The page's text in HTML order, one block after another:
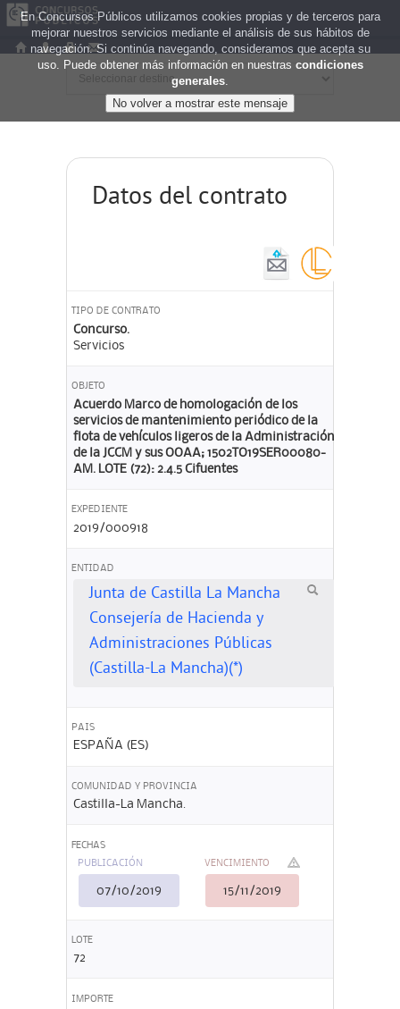
Datos del contrato
TIPO DE CONTRATO
Concurso.
Servicios
OBJETO
Acuerdo Marco de homologación de los
servicios de mantenimiento periódico de la
flota de vehículos ligeros de la Administración
de la JCCM y sus OOAA; 1502TO19SER00080-
AM. LOTE (72): 2.4.5 Cifuentes
EXPEDIENTE
2019/000918
ENTIDAD
Junta de Castilla La Mancha
Consejería de Hacienda y
Administraciones Públicas
(Castilla-La Mancha)(*)
PAIS
ESPAÑA (ES)
COMUNIDAD Y PROVINCIA
Castilla-La Mancha.
FECHAS
PUBLICACIÓN
07/10/2019
VENCIMIENTO
15/11/2019
LOTE
72
IMPORTE
En Concursos Públicos utilizamos cookies propias y de terceros para
mejorar nuestros servicios mediante el análisis de sus hábitos de
navegación. Si continúa navegando, consideramos que acepta su
uso. Puede obtener más información en nuestras condiciones
generales.